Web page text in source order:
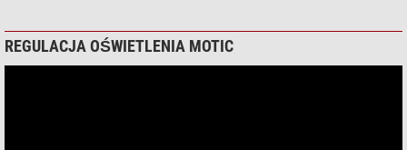
REGULACJA OŚWIETLENIA MOTIC